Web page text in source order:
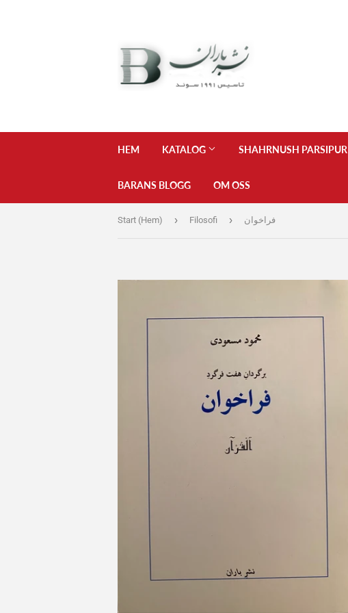
HEM KATALOG SHAHRNUSH PARSIPUR
BARANS BLOGG OM OSS
Start (Hem) › Filosofi › فراخوان